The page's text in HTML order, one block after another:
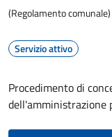
(Regolamento comunale)
Servizio attivo
Procedimento di